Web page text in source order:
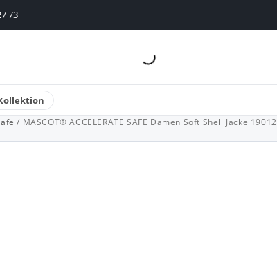
73
/ MASCOT® ACCELERATE SAFE Damen Soft Shell Jacke 19012